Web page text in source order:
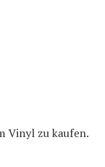
Vinyl zu kaufen.